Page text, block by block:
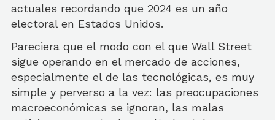
actuales recordando que 2024 es un año
electoral en Estados Unidos.
Pareciera que el modo con el que Wall Street
sigue operando en el mercado de acciones,
especialmente el de las tecnológicas, es muy
simple y perverso a la vez: las preocupaciones
macroeconómicas se ignoran, las malas